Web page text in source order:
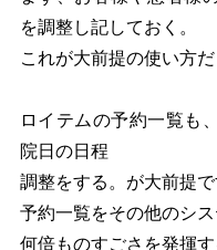
を調整し記しておく。
これが大前提の使い方だ
ロイテムの予約一覧も
院日の日程
調整をする。が大前提で
予約一覧をその他のシ
何倍ものすごさを発揮す